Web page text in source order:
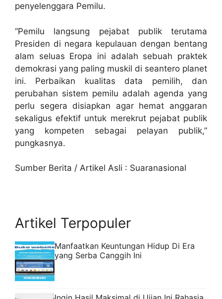
penyelenggara Pemilu.
“Pemilu langsung pejabat publik terutama
Presiden di negara kepulauan dengan bentang
alam seluas Eropa ini adalah sebuah praktek
demokrasi yang paling muskil di seantero planet
ini. Perbaikan kualitas data pemilih, dan
perubahan sistem pemilu adalah agenda yang
perlu segera disiapkan agar hemat anggaran
sekaligus efektif untuk merekrut pejabat publik
yang kompeten sebagai pelayan publik,”
pungkasnya.
Sumber Berita / Artikel Asli : Suaranasional
Artikel Terpopuler
Manfaatkan Keuntungan Hidup Di Era
yang Serba Canggih Ini